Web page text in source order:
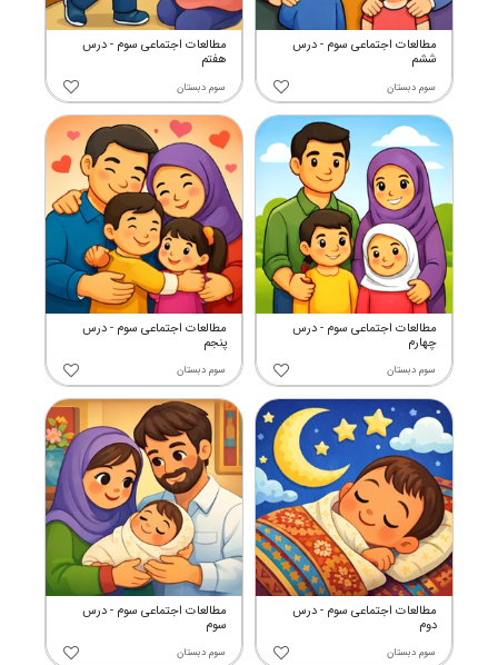
مطالعات اجتماعی سوم - درس
هفتم
سوم دبستان
مطالعات اجتماعی سوم - درس
ششم
سوم دبستان
مطالعات اجتماعی سوم - درس
پنجم
سوم دبستان
مطالعات اجتماعی سوم - درس
چهارم
سوم دبستان
مطالعات اجتماعی سوم - درس
سوم
سوم دبستان
مطالعات اجتماعی سوم - درس
دوم
سوم دبستان